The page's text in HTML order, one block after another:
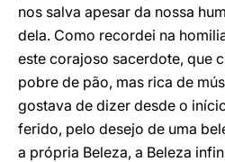
nos salva apesar da nossa
dela. Como recordei na
este corajoso sacerdote, que
pobre de pão, mas rica de
gostava de dizer desde o
ferido, pelo desejo de uma
a própria Beleza, a Beleza